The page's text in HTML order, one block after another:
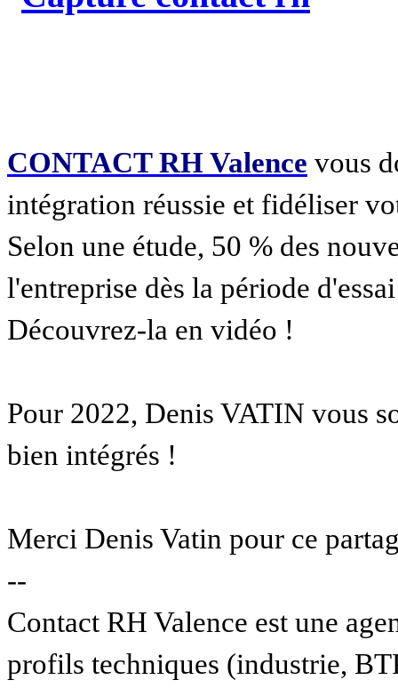
CONTACT RH Valence vous
intégration réussie et fidéliser
Selon une étude, 50 % des
l'entreprise dès la période
Découvrez-la en vidéo !
Pour 2022, Denis VATIN vous
bien intégrés !
Merci Denis Vatin pour ce
--
Contact RH Valence est une
profils techniques (industrie,